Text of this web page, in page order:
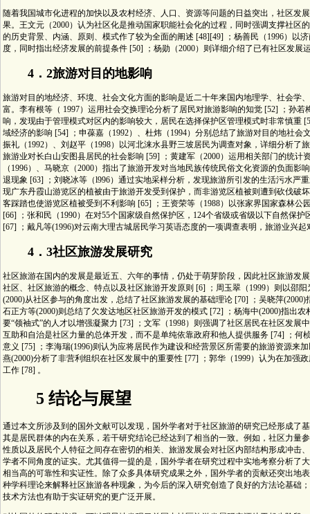
随着我国城市化进程的加快以及农村经济、人口、资源等问题的日益突出，社区发
果。王文元（2000）认为社区化是推动国家职能社会化的过程，同时强调支撑社区
的历史背景、内涵、原则、模式作了较为全面的阐述 [48][49] ；杨善民（1996）以
度，同时指出经济发展的前提条件 [50] ；杨勋（2000）则详细介绍了已有社区发展
4．2旅游对目的地影响
旅游对目的地经济、环境、社会文化方面的影响是近二十年来国内地理学、社会学
富。李有根等（ 1997）运用社会交换理论分析了居民对旅游影响的知觉 [52] ；孙
响，发现由于管理模式对区内的影响较大，居民在选择保护区管理模式时非常慎重
域经济的影响 [54] ；申葆嘉（1992）、杜炜（1994）分别总结了旅游对目的地社
振礼（1992）、刘赵平（1998）以河北涞水县野三坡居民为调查对象，详细分析了
旅游业对长白山安图县居民的社会影响 [59] ；黄建军（2000）运用相关部门的统
（1996）、马晓京（2000）指出了旅游开发对当地民族传统民俗文化资源的负面
退现象 [63] ；刘晓冰等（l996）通过实地采样分析，发现旅游所引发的生活污水严
现广东丹霞山游览区的植被由于旅游开发受到保护，而非游览区植被则遭到砍伐破
客踩踏也使游览区植被受到不利影响 [65] ；王资荣等（1988）以张家界国家森林
[66] ；张和民（1990）在对55个国家级自然保护区，124个省级或省级以下自然保
[67] ；戴凡等(1996)对云南大理古城居民学习英语态度的一项调查表明，旅游业兴
4．3社区旅游发展研究
社区旅游在国内的发展是最近五、六年的事情，仍处于萌芽阶段，因此社区旅游发
社区、社区旅游的概念、特点以及社区旅游开发原则 [6] ；周玉翠（1999）则以邵
(2000)从社区参与的角度出发，总结了社区旅游发展的基础理论 [70] ；吴晓萍
石正方等(2000)则总结了欠发达地区社区旅游开发的模式 [72] ；杨海中(2000)指出
要“领袖式”的人才以增强凝聚力 [73] ；文军（1998）则强调了社区居民在社区发
互助和自治是社区力量的总体开发，而不是单纯依靠政府和他人提供服务 [74] ；何
意义 [75] ；李海瑞(1996)则认为应将居民作为建设和经营景区所需要的旅游资源来
燕(2000)分析了非营利组织在社区发展中的重要性 [77] ；郭华（1999）认为在加强
工作 [78] 。
5 结论与展望
通过本文所涉及到的国外文献可以发现，国外学者对于社区旅游的研究已经形成了
其是居民群体的内在关系，若干研究结论已经达到了相当的一致。例如，社区力量
性质以及居民个人特征之间存在密切的相关、旅游发展会对社区内部结构形成冲击
学者不同角度的证实。尤其值得一提的是，国外学者在研究过程中实地考察分析了
相当高的可靠性和实证性。除了众多具体研究成果之外，国外学者的贡献还突出地
种学科理论来解释社区旅游各种现象，为今后的深入研究创造了良好的方法论基础
技术方法也有助于实证研究的更广泛开展。